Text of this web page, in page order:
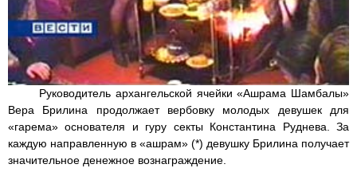
Руководитель архангельской ячейки «Ашрама Шамбалы»
Вера Брилина продолжает вербовку молодых девушек для
«гарема» основателя и гуру секты Константина Руднева. За
каждую направленную в «ашрам» (*) девушку Брилина получает
значительное денежное вознаграждение.